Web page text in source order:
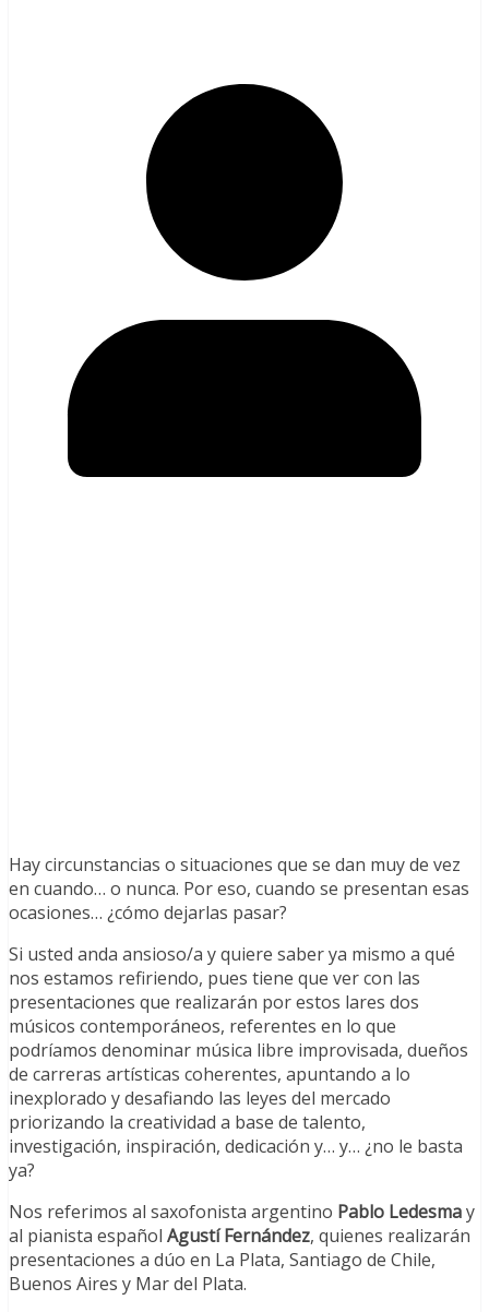
Hay circunstancias o situaciones que se dan muy de vez
en cuando… o nunca. Por eso, cuando se presentan esas
ocasiones… ¿cómo dejarlas pasar?
Si usted anda ansioso/a y quiere saber ya mismo a qué
nos estamos refiriendo, pues tiene que ver con las
presentaciones que realizarán por estos lares dos
músicos contemporáneos, referentes en lo que
podríamos denominar música libre improvisada, dueños
de carreras artísticas coherentes, apuntando a lo
inexplorado y desafiando las leyes del mercado
priorizando la creatividad a base de talento,
investigación, inspiración, dedicación y… y… ¿no le basta
ya?
Nos referimos al saxofonista argentino Pablo Ledesmay
al pianista español Agustí Fernández, quienes realizarán
presentaciones a dúo en La Plata, Santiago de Chile,
Buenos Aires y Mar del Plata.